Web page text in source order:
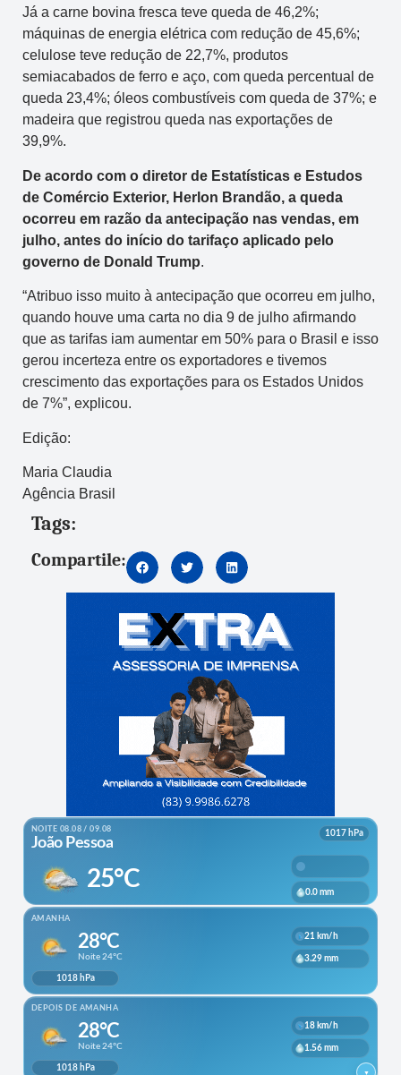
Já a carne bovina fresca teve queda de 46,2%;
máquinas de energia elétrica com redução de 45,6%;
celulose teve redução de 22,7%, produtos
semiacabados de ferro e aço, com queda percentual de
queda 23,4%; óleos combustíveis com queda de 37%; e
madeira que registrou queda nas exportações de
39,9%.
De acordo com o diretor de Estatísticas e Estudos
de Comércio Exterior, Herlon Brandão, a queda
ocorreu em razão da antecipação nas vendas, em
julho, antes do início do tarifaço aplicado pelo
governo de Donald Trump.
“Atribuo isso muito à antecipação que ocorreu em julho,
quando houve uma carta no dia 9 de julho afirmando
que as tarifas iam aumentar em 50% para o Brasil e isso
gerou incerteza entre os exportadores e tivemos
crescimento das exportações para os Estados Unidos
de 7%”, explicou.
Edição:
Maria Claudia
Agência Brasil
Tags:
Compartile: